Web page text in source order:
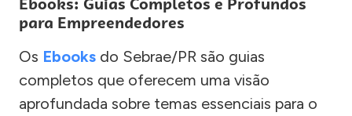
para Empreendedores
Os Ebooks do Sebrae/PR são guias
completos que oferecem uma visão
aprofundada sobre temas essenciais para o